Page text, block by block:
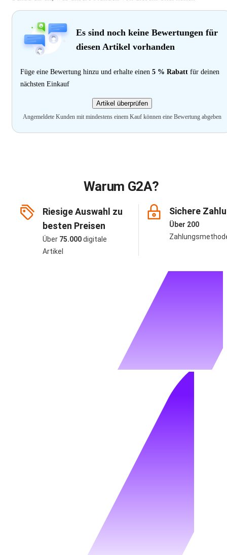
Es sind noch keine Bewertungen für
diesen Artikel vorhanden
Füge eine Bewertung hinzu und erhalte einen 5 % Rabatt für deinen
nächsten Einkauf
Artikel überprüfen
Angemeldete Kunden mit mindestens einem Kauf können eine Bewertung abgeben
Warum G2A?
Riesige Auswahl zu
besten Preisen
Über 75.000digitale
Artikel
Sichere
Über 200